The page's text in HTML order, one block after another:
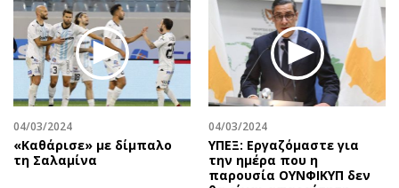
04/03/2024
«Καθάρισε» με δίμπαλο
τη Σαλαμίνα
04/03/2024
ΥΠΕΞ: Εργαζόμαστε για
την ημέρα που η
παρουσία ΟΥΝΦΙΚΥΠ δεν